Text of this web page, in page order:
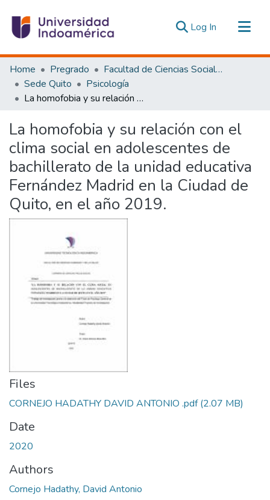
Log In (current)
Communities & Collections
All of DSpace
Statistics
Home Pregrado
Facultad de Ciencias Sociales y Humanas
Sede Quito
Psicología
La homofobia y su relación con el clima social en adolescentes de bachillerato de la unidad educativa Fernández Madrid en la Ciudad de Quito, en el año 2019.
La homofobia y su relación con el
clima social en adolescentes de
bachillerato de la unidad educativa
Fernández Madrid en la Ciudad de
Quito, en el año 2019.
Files
CORNEJO HADATHY DAVID ANTONIO .pdf(2.07 MB)
Date
2020
Authors
Cornejo Hadathy, David Antonio